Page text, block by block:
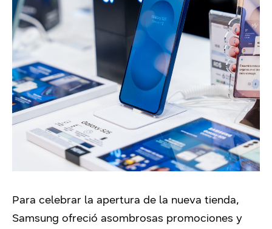
Para celebrar la apertura de la nueva tienda,
Samsung ofreció asombrosas promociones y